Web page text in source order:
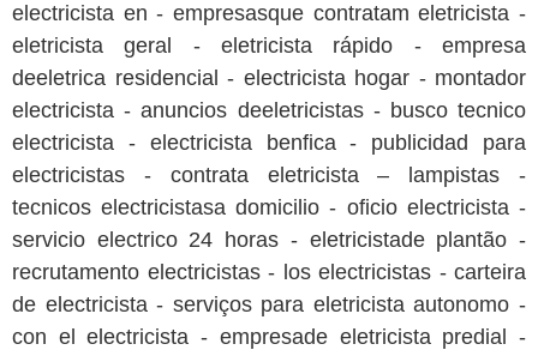
electricista en - empresasque contratam eletricista -
eletricista geral - eletricista rápido - empresa
deeletrica residencial - electricista hogar - montador
electricista - anuncios deeletricistas - busco tecnico
electricista - electricista benfica - publicidad para
electricistas - contrata eletricista – lampistas -
tecnicos electricistasa domicilio - oficio electricista -
servicio electrico 24 horas - eletricistade plantão -
recrutamento electricistas - los electricistas - carteira
de electricista - serviços para eletricista autonomo -
con el electricista - empresade eletricista predial -